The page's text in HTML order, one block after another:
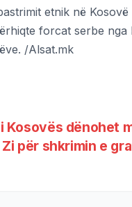
etnik në
forcat serbe
/Alsat.mk
Kosovës dënohet
për shkrimin e